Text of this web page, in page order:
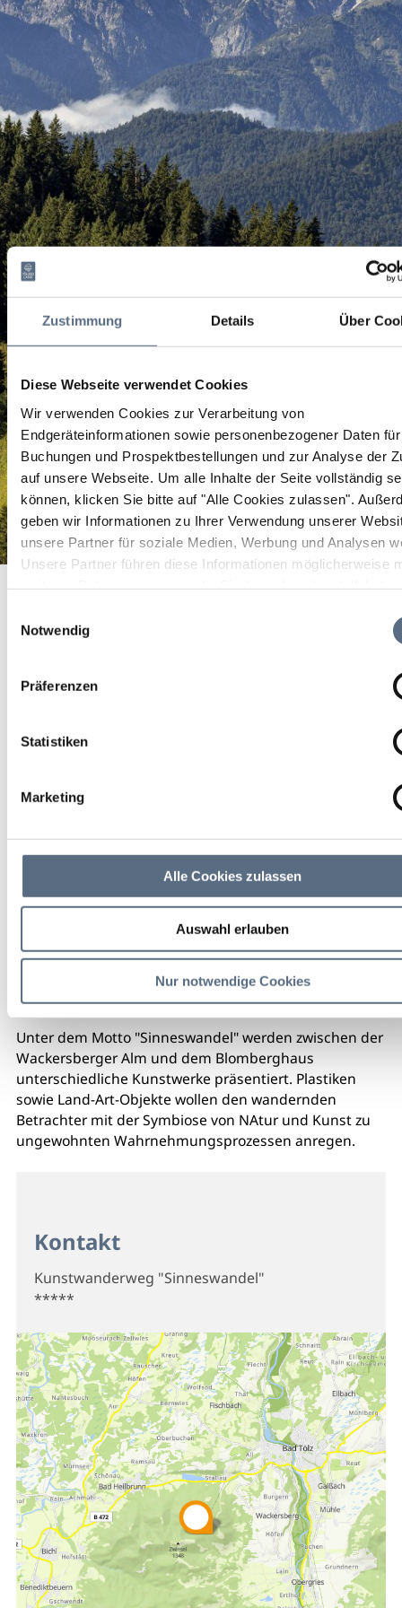
Zustimmung Details Über
Diese Webseite verwendet Cookies
Wir verwenden Cookies zur Verarbeitung von
Endgeräteinformationen sowie personenbezogener Daten
Buchungen und Prospektbestellungen und zur Analyse der
auf unsere Webseite. Um alle Inhalte der Seite vollständig
können, klicken Sie bitte auf "Alle Cookies zulassen".
geben wir Informationen zu Ihrer Verwendung unserer
unsere Partner für soziale Medien, Werbung und Analysen
Unsere Partner führen diese Informationen möglicherweise
Notwendig
Präferenzen
Statistiken
Marketing
Alle Cookies zulassen
Auswahl erlauben
Nur notwendige Cookies
Kunstwanderweg "Sinneswandel"
Kunstwanderweg
Unter dem Motto "Sinneswandel" werden zwischen der
Wackersberger Alm und dem Blomberghaus
unterschiedliche Kunstwerke präsentiert. Plastiken
sowie Land-Art-Objekte wollen den wandernden
Betrachter mit der Symbiose von NAtur und Kunst zu
ungewohnten Wahrnehmungsprozessen anregen.
Kontakt
Kunstwanderweg "Sinneswandel"
*****